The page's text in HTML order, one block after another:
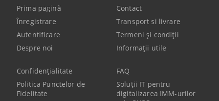
Prima pagină
Înregistrare
Autentificare
Despre noi
Contact
Transport si livrare
Termeni şi condiţii
Informaţii utile
Confidenţialitate
Politica Punctelor de
Fidelitate
FAQ
Soluții IT pentru
digitalizarea IMM-urilor